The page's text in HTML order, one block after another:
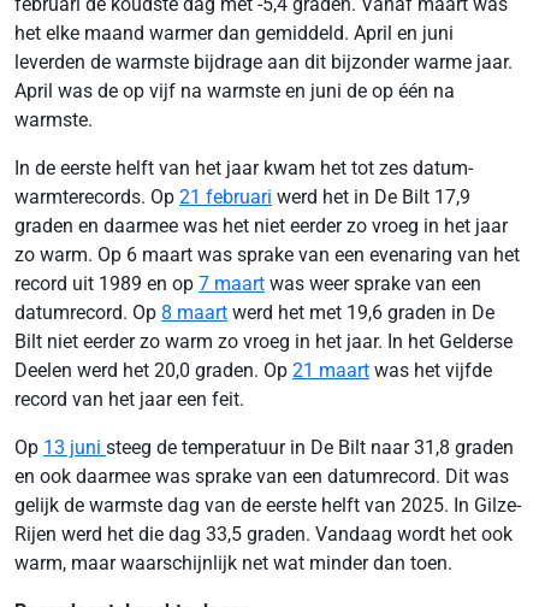
het elke maand warmer dan gemiddeld. April en juni
leverden de warmste bijdrage aan dit bijzonder warme jaar.
April was de op vijf na warmste en juni de op één na
warmste.
In de eerste helft van het jaar kwam het tot zes datum-
warmterecords. Op 21 februari werd het in De Bilt 17,9
graden en daarmee was het niet eerder zo vroeg in het jaar
zo warm. Op 6 maart was sprake van een evenaring van het
record uit 1989 en op 7 maart was weer sprake van een
datumrecord. Op 8 maart werd het met 19,6 graden in De
Bilt niet eerder zo warm zo vroeg in het jaar. In het Gelderse
Deelen werd het 20,0 graden. Op 21 maart was het vijfde
record van het jaar een feit.
Op 13 juni steeg de temperatuur in De Bilt naar 31,8 graden
en ook daarmee was sprake van een datumrecord. Dit was
gelijk de warmste dag van de eerste helft van 2025. In Gilze-
Rijen werd het die dag 33,5 graden. Vandaag wordt het ook
warm, maar waarschijnlijk net wat minder dan toen.